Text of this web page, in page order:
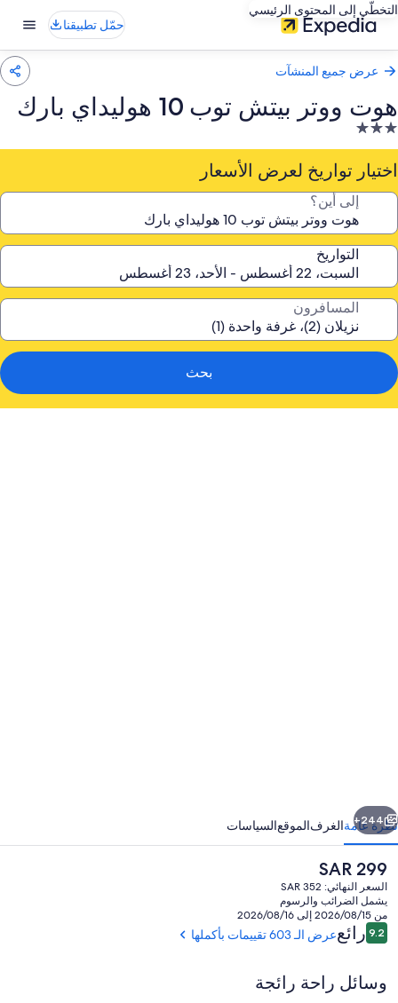
التخطّي إلى المحتوى الرئيسي
حمّل تطبيقنا
عرض جميع المنشآت
هوت ووتر بيتش توب 10 هوليداي بارك
منشأة
فندقية
مصنفة
3.0
اختيار تواريخ لعرض الأسعار
إلى أين؟
التواريخ
المسافرون
بحث
بارك
التالي
244+
نظرة عامةالغرفالموقعالسياسات
السعر
الحالي
هو
SAR
299
SAR 299
السعر النهائي: SAR 352
يشمل الضرائب والرسوم
من 2026/08/15 إلى 2026/08/16
التقييمات
9.29.2 من 10رائععرض الـ 603 تقييمات بأكملها
وسائل راحة رائجة